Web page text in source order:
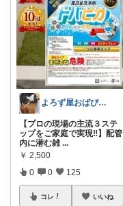
よろず屋おばび🍀ありがとう💖
【プロの現場の主流３ステ
ップをご家庭で実現‼️】配管
内に潜む雑 ...
￥ 2,500
0 0 125
コレ いいね